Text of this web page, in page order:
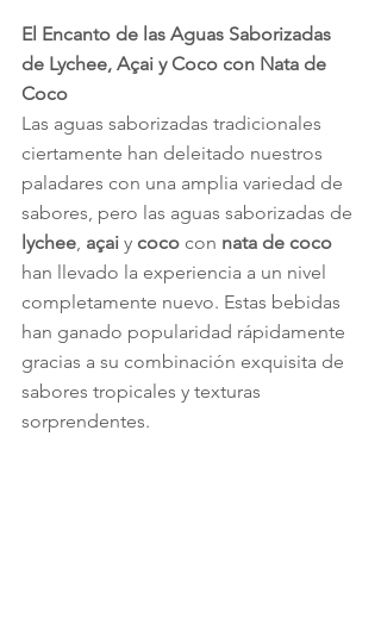
El Encanto de las Aguas Saborizadas
de Lychee, Açai y Coco con Nata de
Coco
Las aguas saborizadas tradicionales
ciertamente han deleitado nuestros
paladares con una amplia variedad de
sabores, pero las aguas saborizadas de
lychee açai y coco con nata de coco
han llevado la experiencia a un nivel
completamente nuevo. Estas bebidas
han ganado popularidad rápidamente
gracias a su combinación exquisita de
sabores tropicales y texturas
sorprendentes.